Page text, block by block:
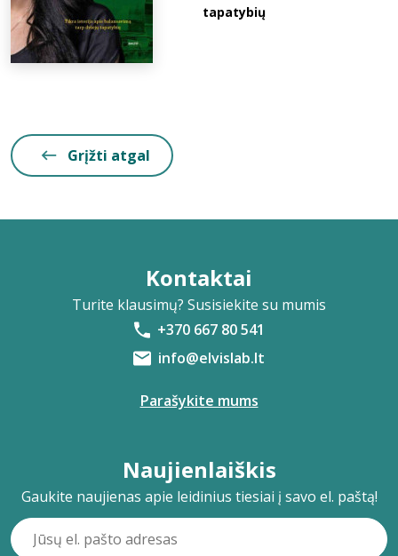
tapatybių
Grįžti atgal
Kontaktai
Turite klausimų? Susisiekite su mumis
+370 667 80 541
info@elvislab.lt
Parašykite mums
Naujienlaiškis
Gaukite naujienas apie leidinius tiesiai į savo el. paštą!